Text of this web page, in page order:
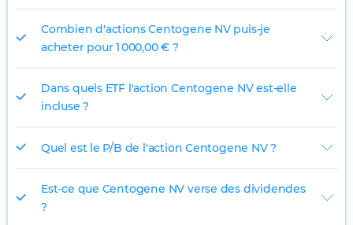
Combien d'actions Centogene NV puis-je
acheter pour 1 000,00 € ?
Dans quels ETF l'action Centogene NV est-elle
incluse ?
Quel est le P/B de l'action Centogene NV ?
Est-ce que Centogene NV verse des dividendes
?